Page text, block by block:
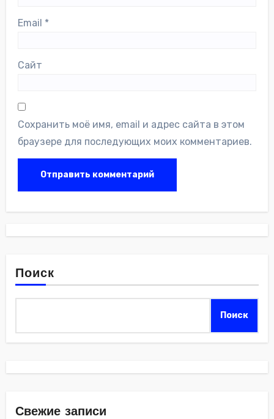
Email *
Сайт
Сохранить моё имя, email и адрес сайта в этом
браузере для последующих моих комментариев.
Поиск
Поиск
Свежие записи